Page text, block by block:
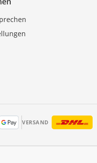
VERSAND